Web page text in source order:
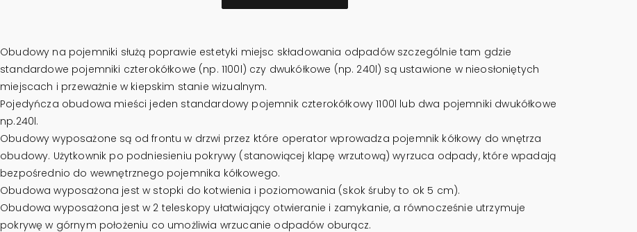
Obudowy na pojemniki służą poprawie estetyki miejsc składowania odpadów szczególnie tam gdzie
standardowe pojemniki czterokółkowe (np. 1100l) czy dwukółkowe (np. 240l) są ustawione w nieosłoniętych
miejscach i przeważnie w kiepskim stanie wizualnym.
Pojedyńcza obudowa mieści jeden standardowy pojemnik czterokółkowy 1100l lub dwa pojemniki dwukółkowe
np.240l.
Obudowy wyposażone są od frontu w drzwi przez które operator wprowadza pojemnik kółkowy do wnętrza
obudowy. Użytkownik po podniesieniu pokrywy (stanowiącej klapę wrzutową) wyrzuca odpady, które wpadają
bezpośrednio do wewnętrznego pojemnika kółkowego.
Obudowa wyposażona jest w stopki do kotwienia i poziomowania (skok śruby to ok 5 cm).
Obudowa wyposażona jest w 2 teleskopy ułatwiający otwieranie i zamykanie, a równocześnie utrzymuje
pokrywę w górnym położeniu co umożliwia wrzucanie odpadów oburącz.